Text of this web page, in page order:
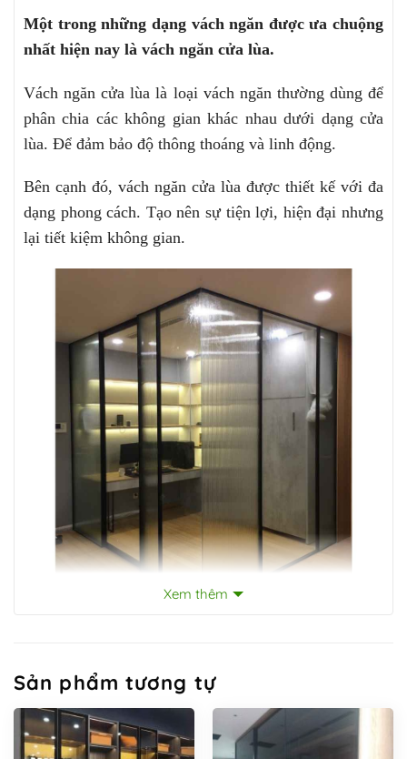
Một trong những dạng vách ngăn được ưa chuộng
nhất hiện nay là vách ngăn cửa lùa.
Vách ngăn cửa lùa là loại vách ngăn thường dùng để
phân chia các không gian khác nhau dưới dạng cửa
lùa. Để đảm bảo độ thông thoáng và linh động.
Bên cạnh đó, vách ngăn cửa lùa được thiết kế với đa
dạng phong cách. Tạo nên sự tiện lợi, hiện đại nhưng
lại tiết kiệm không gian.
Xem thêm
Sản phẩm tương tự